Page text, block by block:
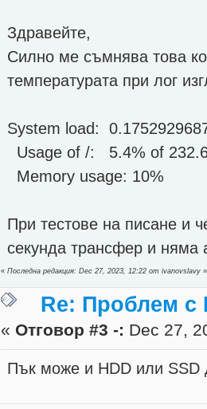
Здравейте,
Силно ме съмнява това
температурата при лог
System load:
Usage of /: 5.4% of
Memory usage:
При тестове на писане и
секунда трансфер и няма
«Последна редакция: Dec 27, 2023, 12:22 от ivanovslavy »
Re: Проблем с
« Отговор #3 -: Dec 27,
Пък може и HDD или SSD